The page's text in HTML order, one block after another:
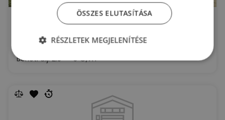
ÁTI-Sziget Ipari Park
Bérleti díj: 2.5 - 5 €/m
ÖSSZES ELUTASÍTÁSA
RÉSZLETEK MEGJELENÍTÉSE